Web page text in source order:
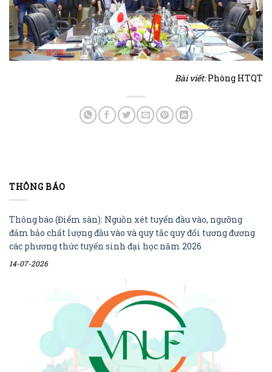
Bài viết:Phòng HTQT
THÔNG BÁO
Thông báo (Điểm sàn): Nguồn xét tuyển đầu vào, ngưỡng
đảm bảo chất lượng đầu vào và quy tắc quy đổi tương đương
các phương thức tuyển sinh đại học năm 2026
14-07-2026